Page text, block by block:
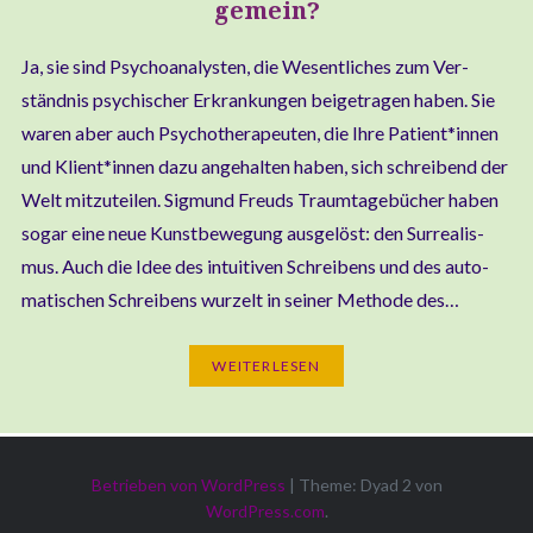
gemein?
Ja, sie sind Psy­cho­ana­lys­ten, die Wesent­li­ches zum Ver­
ständ­nis psy­chi­scher Erkran­kun­gen bei­getra­gen haben. Sie
waren aber auch Psy­cho­the­ra­peu­ten, die Ihre Patient*innen
und Klient*innen dazu ange­hal­ten haben, sich schrei­bend der
Welt mit­zu­tei­len. Sig­mund Freuds Traum­ta­ge­bü­cher haben
sogar eine neue Kunst­be­we­gung aus­ge­löst: den Sur­rea­lis­
mus. Auch die Idee des intui­ti­ven Schrei­bens und des auto­
ma­ti­schen Schrei­bens wur­zelt in sei­ner Metho­de des…
WEI­TER­LE­SEN
Betrieben von WordPress | Theme: Dyad 2 von
WordPress.com.